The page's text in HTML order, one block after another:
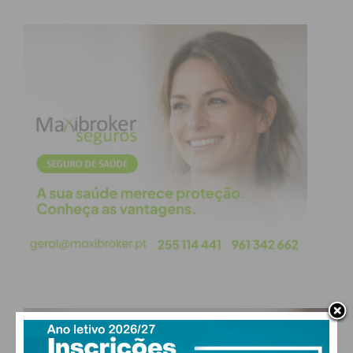
Divisão de Honra Apuramento
de Campeão – Jornada 5
Resultado Visitante
Citânia de
Sanfins
PAÇOS DE FERREIRA